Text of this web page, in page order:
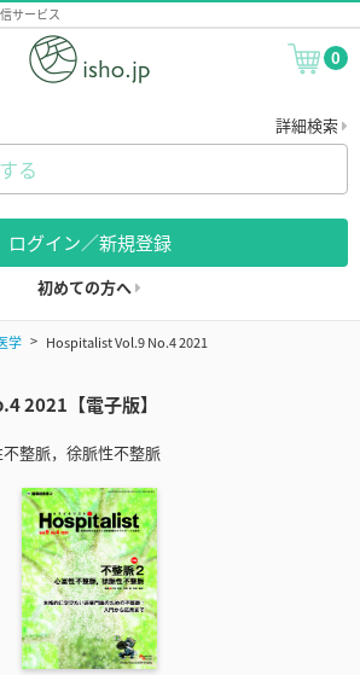
サービス
0
詳細検索
ログイン／新規登録
初めての方へ
学 Hospitalist Vol.9 No.4 2021
2021【電子版】
整脈，徐脈性不整脈